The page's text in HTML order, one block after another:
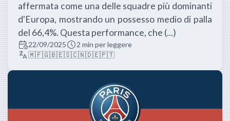
affermata come una delle squadre più dominanti
d'Europa, mostrando un possesso medio di palla
del 66,4%. Questa performance, che (...)
22/09/2025
2 min per leggere
🇲🇫🇬🇧🇪🇸🇨🇳🇩🇪🇵🇹